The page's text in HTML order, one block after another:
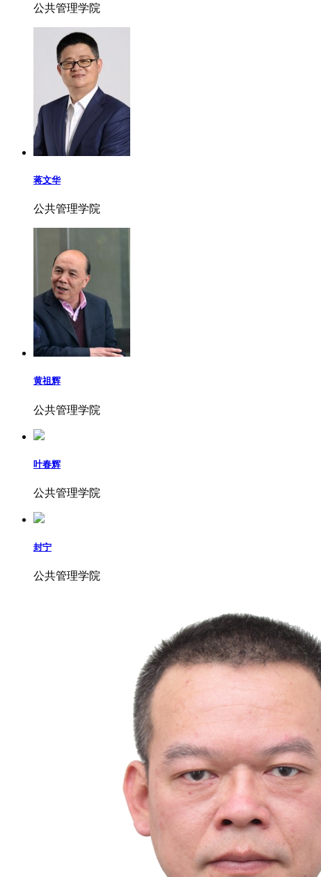
公共管理学院
蒋文华
公共管理学院
黄祖辉
公共管理学院
叶春辉
公共管理学院
封宁
公共管理学院